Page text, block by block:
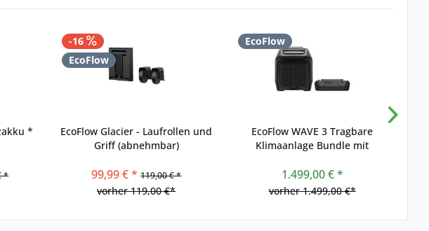
*
*
-16
EcoFlow
EcoFlow Glacier - Laufrollen und
Griff (abnehmbar)
99,99 € * 119,00 € *
vorher 119,00 €*
EcoFlow
EcoFlow WAVE 3 Tragbare
Klimaanlage Bundle mit
1.499,00 € *
vorher 1.499,00 €*